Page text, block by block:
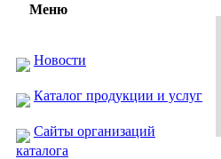
Меню
Новости
Каталог продукции и услуг
Сайты организаций
каталога